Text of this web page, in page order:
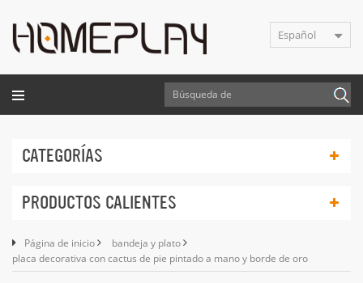
Español
CATEGORÍAS
PRODUCTOS CALIENTES
Página de inicio
bandeja y plato
placa decorativa con cactus de pie pintado a mano y borde de oro